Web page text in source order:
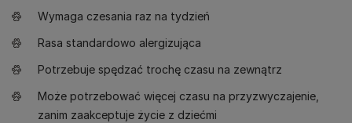
Wymaga czesania raz na tydzień
Rasa standardowo alergizująca
Potrzebuje spędzać trochę czasu na zewnątrz
Może potrzebować więcej czasu na przyzwyczajenie,
zanim zaakceptuje życie z dziećmi